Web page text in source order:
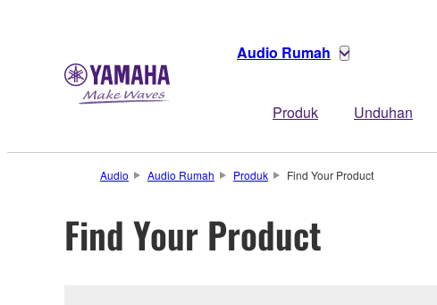
Audio Rumah
Produk Unduhan
Audio Audio Rumah Produk Find Your Product
Find Your Product